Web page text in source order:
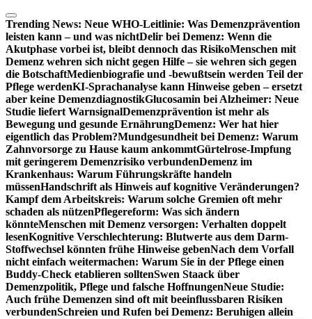
Zum
Inhalt
springen
Trending News: Neue WHO-Leitlinie: Was Demenzprävention
leisten kann – und was nichtDelir bei Demenz: Wenn die
Akutphase vorbei ist, bleibt dennoch das RisikoMenschen mit
Demenz wehren sich nicht gegen Hilfe – sie wehren sich gegen
die BotschaftMedienbiografie und -bewußtsein werden Teil der
Pflege werdenKI-Sprachanalyse kann Hinweise geben – ersetzt
aber keine DemenzdiagnostikGlucosamin bei Alzheimer: Neue
Studie liefert WarnsignalDemenzprävention ist mehr als
Bewegung und gesunde ErnährungDemenz: Wer hat hier
eigentlich das Problem?Mundgesundheit bei Demenz: Warum
Zahnvorsorge zu Hause kaum ankommtGürtelrose-Impfung
mit geringerem Demenzrisiko verbundenDemenz im
Krankenhaus: Warum Führungskräfte handeln
müssenHandschrift als Hinweis auf kognitive Veränderungen?
Kampf dem Arbeitskreis: Warum solche Gremien oft mehr
schaden als nützenPflegereform: Was sich ändern
könnteMenschen mit Demenz versorgen: Verhalten doppelt
lesenKognitive Verschlechterung: Blutwerte aus dem Darm-
Stoffwechsel könnten frühe Hinweise gebenNach dem Vorfall
nicht einfach weitermachen: Warum Sie in der Pflege einen
Buddy-Check etablieren solltenSwen Staack über
Demenzpolitik, Pflege und falsche HoffnungenNeue Studie:
Auch frühe Demenzen sind oft mit beeinflussbaren Risiken
verbundenSchreien und Rufen bei Demenz: Beruhigen allein